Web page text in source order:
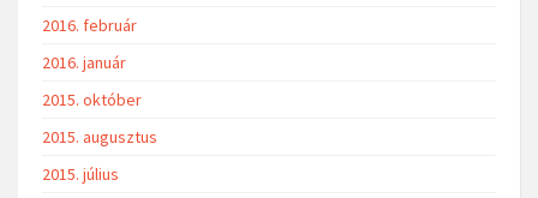
2016. február
2016. január
2015. október
2015. augusztus
2015. július